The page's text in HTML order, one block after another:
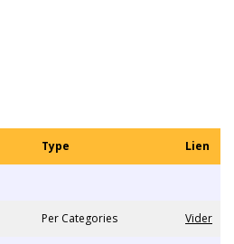
Type Lien
Per Categories Vider